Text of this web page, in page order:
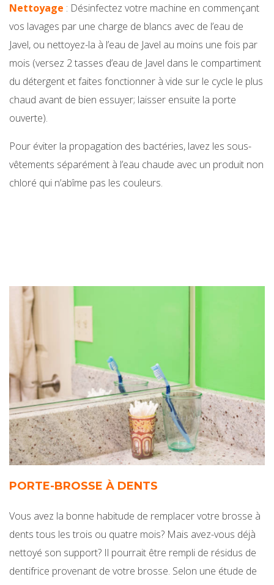
Nettoyage : Désinfectez votre machine en commençant
vos lavages par une charge de blancs avec de l’eau de
Javel, ou nettoyez-la à l’eau de Javel au moins une fois par
mois (versez 2 tasses d’eau de Javel dans le compartiment
du détergent et faites fonctionner à vide sur le cycle le plus
chaud avant de bien essuyer; laisser ensuite la porte
ouverte).
Pour éviter la propagation des bactéries, lavez les sous-
vêtements séparément à l’eau chaude avec un produit non
chloré qui n’abîme pas les couleurs.
PORTE-BROSSE À DENTS
Vous avez la bonne habitude de remplacer votre brosse à
dents tous les trois ou quatre mois? Mais avez-vous déjà
nettoyé son support? Il pourrait être rempli de résidus de
dentifrice provenant de votre brosse. Selon une étude de